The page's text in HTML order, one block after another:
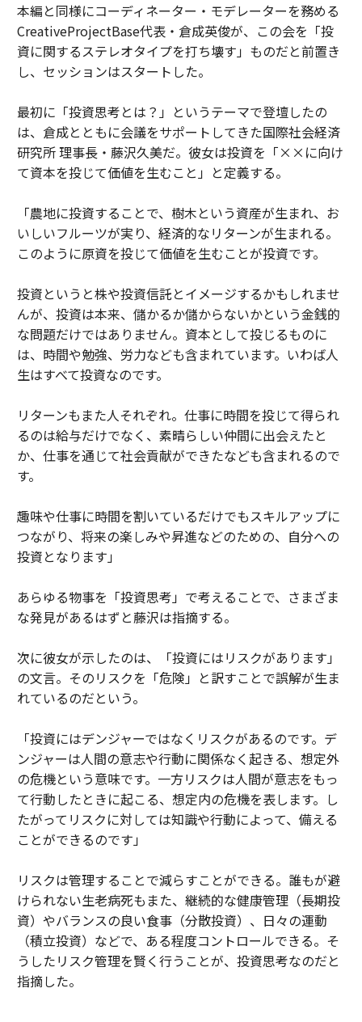
本編と同様にコーディネーター・モデレーターを務める
CreativeProjectBase代表・倉成英俊が、この会を「投
資に関するステレオタイプを打ち壊す」ものだと前置き
し、セッションはスタートした。
最初に「投資思考とは？」というテーマで登壇したの
は、倉成とともに会議をサポートしてきた国際社会経済
研究所 理事長・藤沢久美だ。彼女は投資を「××に向け
て資本を投じて価値を生むこと」と定義する。
「農地に投資することで、樹木という資産が生まれ、お
いしいフルーツが実り、経済的なリターンが生まれる。
このように原資を投じて価値を生むことが投資です。
投資というと株や投資信託とイメージするかもしれませ
んが、投資は本来、儲かるか儲からないかという金銭的
な問題だけではありません。資本として投じるものに
は、時間や勉強、労力なども含まれています。いわば人
生はすべて投資なのです。
リターンもまた人それぞれ。仕事に時間を投じて得られ
るのは給与だけでなく、素晴らしい仲間に出会えたと
か、仕事を通じて社会貢献ができたなども含まれるので
す。
趣味や仕事に時間を割いているだけでもスキルアップに
つながり、将来の楽しみや昇進などのための、自分への
投資となります」
あらゆる物事を「投資思考」で考えることで、さまざま
な発見があるはずと藤沢は指摘する。
次に彼女が示したのは、「投資にはリスクがあります」
の文言。そのリスクを「危険」と訳すことで誤解が生ま
れているのだという。
「投資にはデンジャーではなくリスクがあるのです。デ
ンジャーは人間の意志や行動に関係なく起きる、想定外
の危機という意味です。一方リスクは人間が意志をもっ
て行動したときに起こる、想定内の危機を表します。し
たがってリスクに対しては知識や行動によって、備える
ことができるのです」
リスクは管理することで減らすことができる。誰もが避
けられない生老病死もまた、継続的な健康管理（長期投
資）やバランスの良い食事（分散投資）、日々の運動
（積立投資）などで、ある程度コントロールできる。そ
うしたリスク管理を賢く行うことが、投資思考なのだと
指摘した。